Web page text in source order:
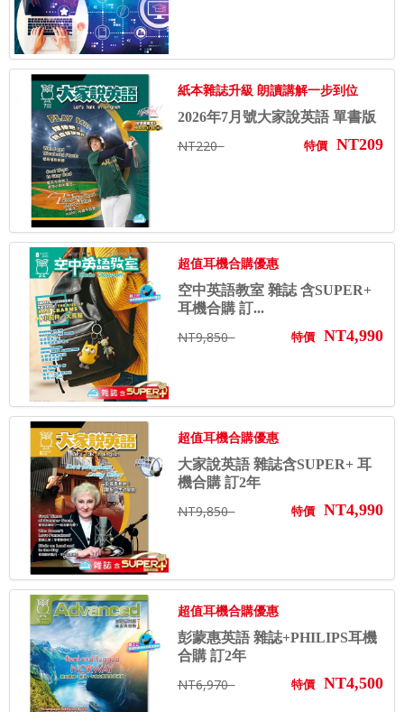
紙本雜誌升級 朗讀講解一步到位
2026年7月號大家說英語 單書版
NT220 特價 NT209
超值耳機合購優惠
空中英語教室 雜誌 含SUPER+
耳機合購 訂...
NT9,850 特價 NT4,990
超值耳機合購優惠
大家說英語 雜誌含SUPER+ 耳
機合購 訂2年
NT9,850 特價 NT4,990
超值耳機合購優惠
彭蒙惠英語 雜誌+PHILIPS耳機
合購 訂2年
NT6,970 特價 NT4,500